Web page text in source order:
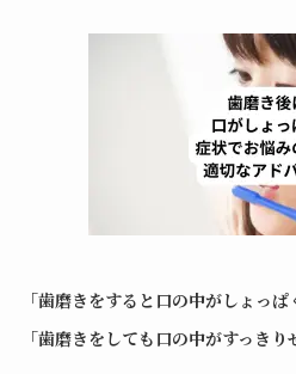
「歯磨きをすると口の中がしょっぱ
「歯磨きをしても口の中がすっきり